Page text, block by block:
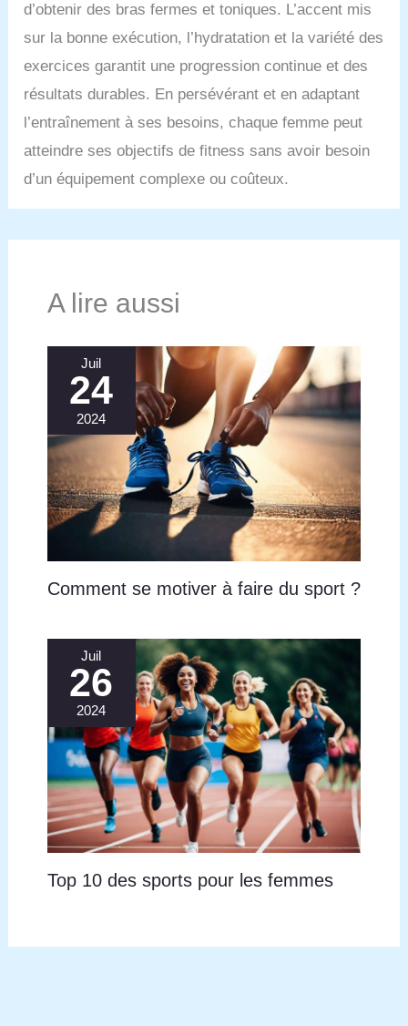
d’obtenir des bras fermes et toniques. L’accent mis
sur la bonne exécution, l’hydratation et la variété des
exercices garantit une progression continue et des
résultats durables. En persévérant et en adaptant
l’entraînement à ses besoins, chaque femme peut
atteindre ses objectifs de fitness sans avoir besoin
d’un équipement complexe ou coûteux.
A lire aussi
Juil
24
2024
Comment se motiver à faire du sport ?
Juil
26
2024
Top 10 des sports pour les femmes